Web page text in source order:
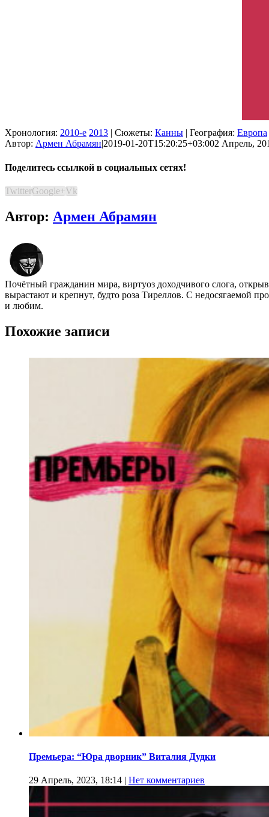
Хронология: 2010-е 2013 | Сюжеты: Канны | География: Европа
Автор: Армен Абрамян|2019-01-20T15:20:25+03:002 Апрель,
Поделитесь ссылкой в социальных сетях!
TwitterGoogle+Vk
Автор: Армен Абрамян
Почётный гражданин мира, виртуоз доходчивого слога,
вырастают и крепнут, будто роза Тиреллов. С недосягаемой
и любим.
Похожие записи
Премьера: “Юра дворник” Виталия Дудки
29 Апрель, 2023, 18:14 | Нет комментариев